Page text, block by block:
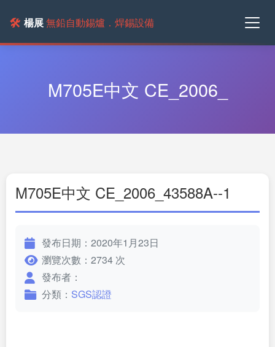
🛠️ 楊展無鉛自動錫爐．焊錫設備
M705E中文 CE_2006_
M705E中文 CE_2006_43588A--1
發布日期：2020年1月23日
瀏覽次數：2734 次
發布者：
分類： SGS認證